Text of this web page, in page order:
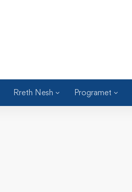
Rreth Nesh Programet